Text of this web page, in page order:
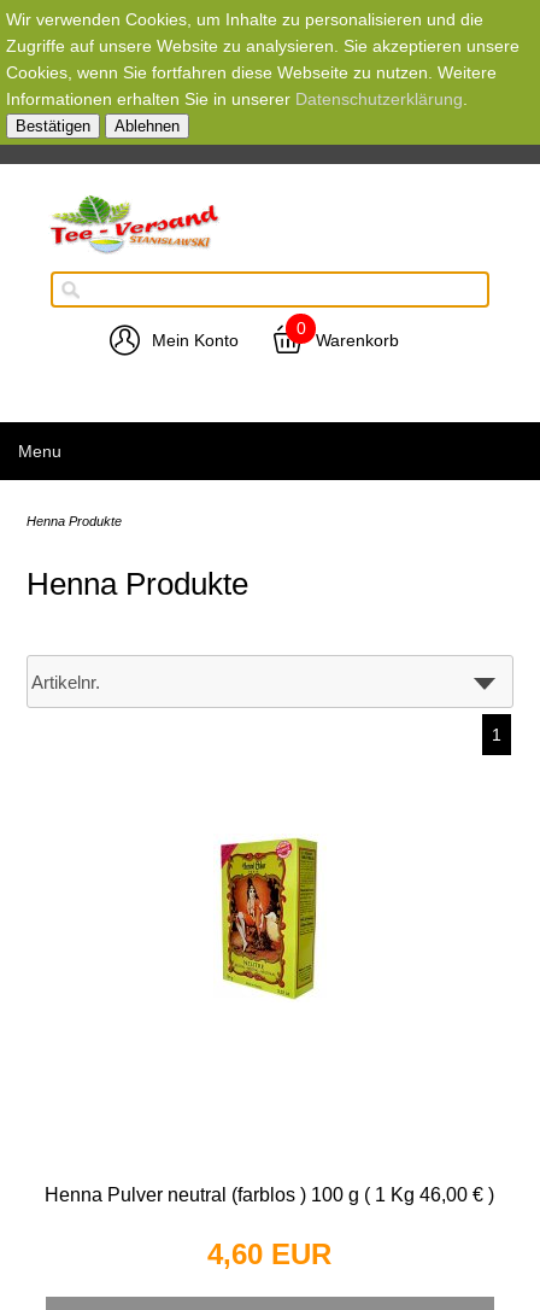
Wir verwenden Cookies, um Inhalte zu personalisieren und die
Zugriffe auf unsere Website zu analysieren. Sie akzeptieren unsere
Cookies, wenn Sie fortfahren diese Webseite zu nutzen. Weitere
Informationen erhalten Sie in unserer Datenschutzerklärung
Bestätigen Ablehnen
Mein Konto
0
Warenkorb
Menu
Henna Produkte
Henna Produkte
1
Henna Pulver neutral (farblos ) 100 g ( 1 Kg 46,00 € )
4,60 EUR